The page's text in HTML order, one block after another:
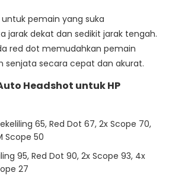
pemain yang suka
jarak dekat dan sedikit jarak tengah.
red dot memudahkan pemain
senjata secara cepat dan akurat.
Headshot untuk HP
65, Red Dot 67, 2x Scope 70,
Scope 50
95, Red Dot 90, 2x Scope 93, 4x
27